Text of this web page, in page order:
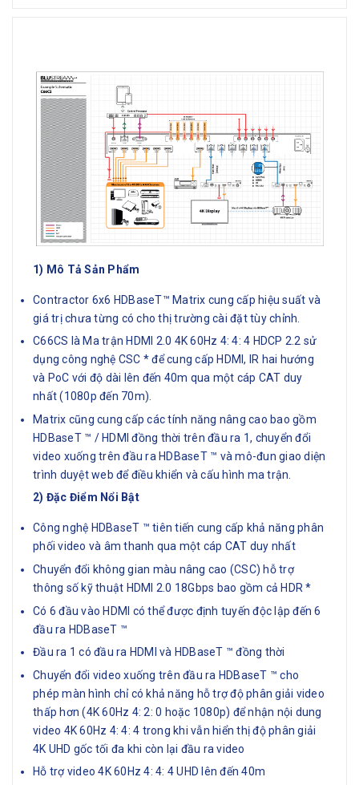
1) Mô Tả Sản Phẩm
Contractor 6x6 HDBaseT™ Matrix cung cấp hiệu suất và
giá trị chưa từng có cho thị trường cài đặt tùy chỉnh.
C66CS là Ma trận HDMI 2.0 4K 60Hz 4: 4: 4 HDCP 2.2 sử
dụng công nghệ CSC * để cung cấp HDMI, IR hai hướng
và PoC với độ dài lên đến 40m qua một cáp CAT duy
nhất (1080p đến 70m).
Matrix cũng cung cấp các tính năng nâng cao bao gồm
HDBaseT ™ / HDMI đồng thời trên đầu ra 1, chuyển đổi
video xuống trên đầu ra HDBaseT ™ và mô-đun giao diện
trình duyệt web để điều khiển và cấu hình ma trận.
2) Đặc Điểm Nổi Bật
Công nghệ HDBaseT ™ tiên tiến cung cấp khả năng phân
phối video và âm thanh qua một cáp CAT duy nhất
Chuyển đổi không gian màu nâng cao (CSC) hỗ trợ
thông số kỹ thuật HDMI 2.0 18Gbps bao gồm cả HDR *
Có 6 đầu vào HDMI có thể được định tuyến độc lập đến 6
đầu ra HDBaseT ™
Đầu ra 1 có đầu ra HDMI và HDBaseT ™ đồng thời
Chuyển đổi video xuống trên đầu ra HDBaseT ™ cho
phép màn hình chỉ có khả năng hỗ trợ độ phân giải video
thấp hơn (4K 60Hz 4: 2: 0 hoặc 1080p) để nhận nội dung
video 4K 60Hz 4: 4: 4 trong khi vẫn hiển thị độ phân giải
4K UHD gốc tối đa khi còn lại đầu ra video
Hỗ trợ video 4K 60Hz 4: 4: 4 UHD lên đến 40m